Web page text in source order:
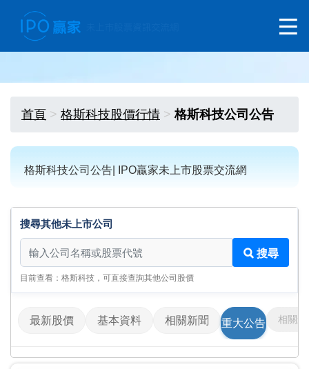
首頁 格斯科技股價行情 格斯科技公司公告
格斯科技公司公告| IPO贏家未上市股票交流網
搜尋其他未上市公司
搜尋其他未上市公司
搜尋
目前查看：格斯科技，可直接查詢其他公司股價
最新股價 基本資料 相關新聞 重大公告 相關影